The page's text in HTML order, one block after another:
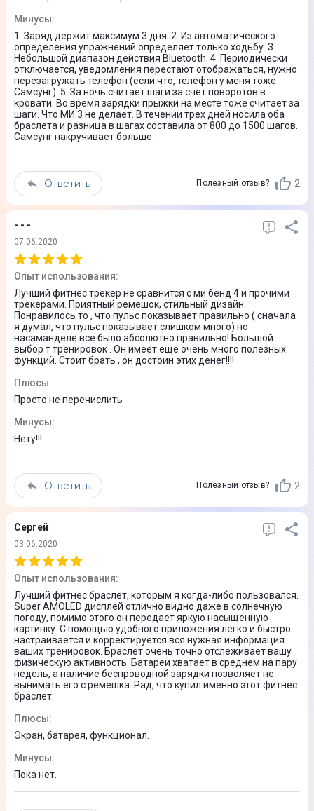
Шагомер
Таймер
Да
Секундомер
Да
Уведомления и звонки
Звонки
Сообщения
Эксплуатация
Защита от пыли и влаги
Вибромотор
Да
Особенности
Более 90 спортивных режимов
Поддержка беспроводной зарядки
Защита от воды (погружение до 50 метров)
Автономность
Емкость аккумулятора
120 мАч
Автономная работа
Время работы: 7 дней
Размеры и комплектация
Габариты (ВхШхГ)
18,3 x 44,6 x 11,2 мм
Вес
23 г
Юридическая информация
характеристики и комплектация могут изменяться
Минусы:
1. Заряд держит максимум 3 дня. 2. Из автоматического
определения упражнений определяет только ходьбу. 3.
Небольшой диапазон действия Bluetooth. 4. Периодически
отключается, уведомления перестают отображаться, нужно
перезагружать телефон (если что, телефон у меня тоже
Самсунг). 5. За ночь считает шаги за счет поворотов в
кровати. Во время зарядки прыжки на месте тоже считает за
шаги. Что МИ 3 не делает. В течении трех дней носила оба
браслета и разница в шагах составила от 800 до 1500 шагов.
Самсунг накручивает больше.
Ответить Полезный отзыв? 2
- - -
07.06.2020
Опыт использования:
Лучший фитнес трекер не сравнится с ми бенд 4 и прочими
трекерами. Приятный ремешок, стильный дизайн .
Понравилось то , что пульс показывает правильно ( сначала
я думал, что пульс показывает слишком много) но
насаманделе все было абсолютно правильно! Большой
выбор т тренировок . Он имеет ещё очень много полезных
функций. Стоит брать , он достоин этих денег!!!!
Плюсы:
Просто не перечислить
Минусы:
Нету!!!
Ответить Полезный отзыв? 2
Сергей
03.06.2020
Опыт использования:
Лучший фитнес браслет, которым я когда-либо пользовался.
Super AMOLED дисплей отлично видно даже в солнечную
погоду, помимо этого он передает яркую насыщенную
картинку. С помощью удобного приложения легко и быстро
настраивается и корректируется вся нужная информация
ваших тренировок. Браслет очень точно отслеживает вашу
физическую активность. Батареи хватает в среднем на пару
недель, а наличие беспроводной зарядки позволяет не
вынимать его с ремешка. Рад, что купил именно этот фитнес
браслет.
Плюсы:
Экран, батарея, функционал.
Минусы:
Пока нет.